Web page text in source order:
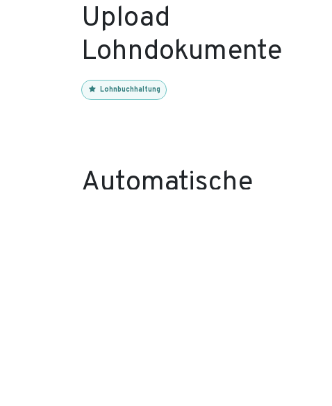
Upload
Lohndokumente
Lohnbuchhaltung
Automatische